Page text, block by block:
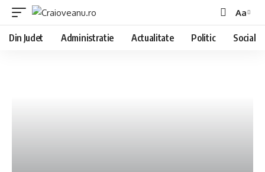
Aa
Din Judet Administratie Actualitate Politic Social